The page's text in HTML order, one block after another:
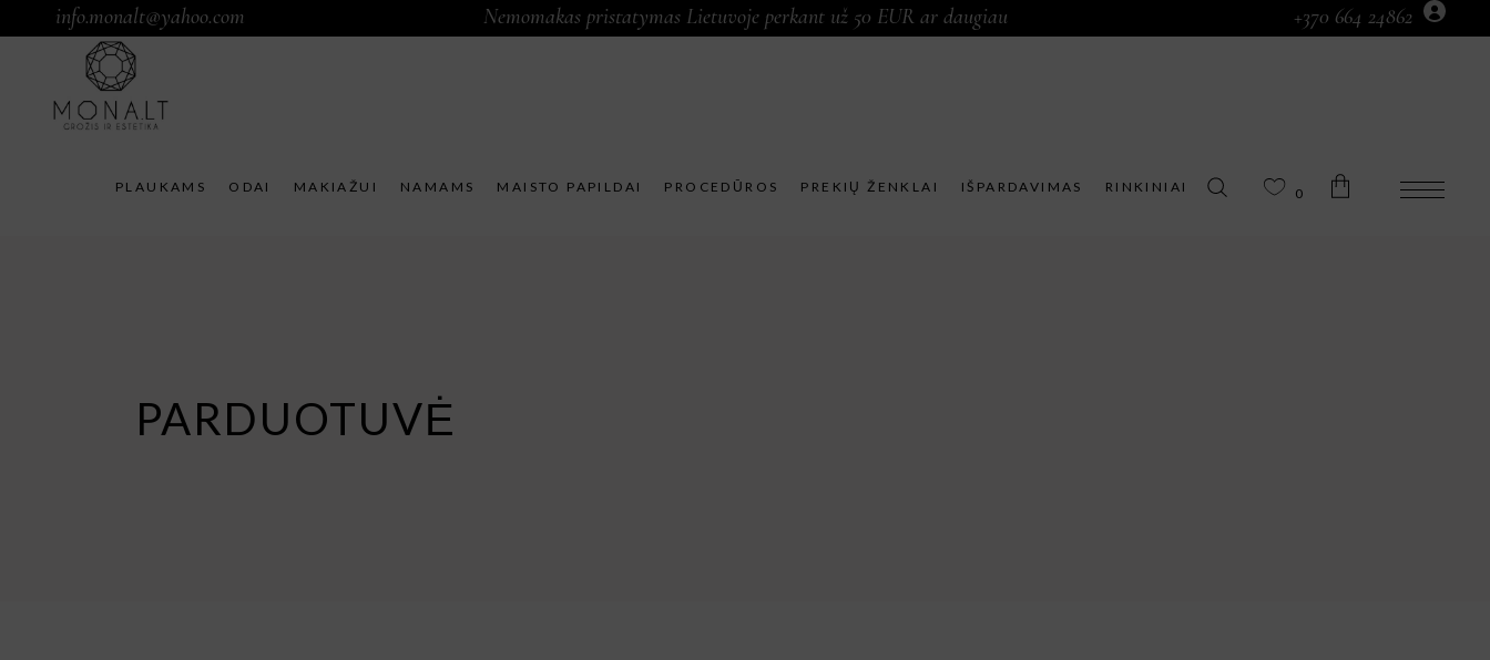
info.monalt@yahoo.com Nemomakas pristatymas Lietuvoje perkant už 50 EUR ar daugiau +370 664 24862
PLAUKAMS ODAI MAKIAŽUI NAMAMS MAISTO PAPILDAI PROCEDŪROS PREKIŲ ŽENKLAI IŠPARDAVIMAS RINKINIAI 0
PARDUOTUVĖ